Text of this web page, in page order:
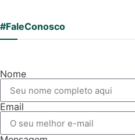
#FaleConosco
Nome
Email